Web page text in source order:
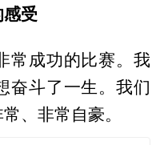
受
常成功的比赛。我
奋斗了一生。我们
、非常自豪。